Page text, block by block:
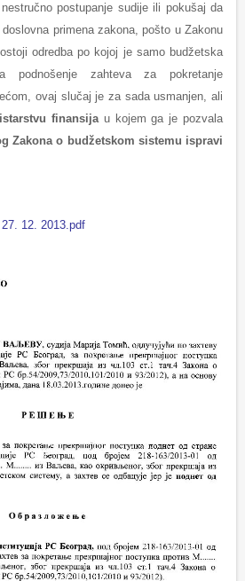
postupanje sudije ili pokušaj da
primena zakona, pošto u Zakonu
odredba po kojoj je samo budžetska
podnošenje zahteva za pokretanje
ovaj slučaj je za sada usmanjen, ali
finansijau kojem ga je pozvala
Zakona o budžetskom sistemu ispravi
12. 2013.pdf